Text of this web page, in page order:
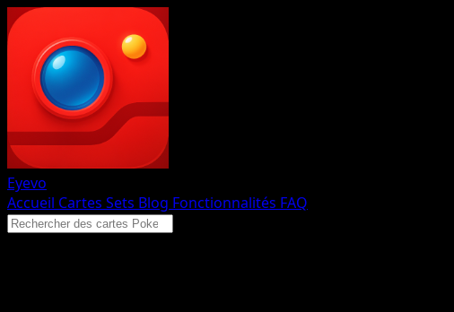
Eyevo
Accueil Cartes Sets Blog Fonctionnalités FAQ